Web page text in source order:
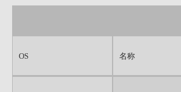
OS 名称